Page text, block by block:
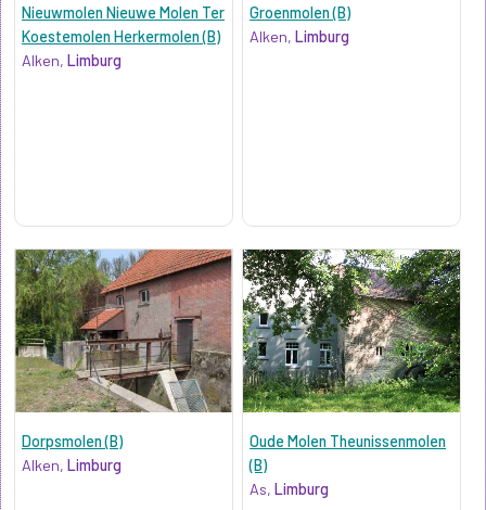
Nieuwmolen Nieuwe Molen Ter
Koestemolen Herkermolen (B)
Alken, Limburg
Groenmolen (B)
Alken,Limburg
Dorpsmolen (B)
Alken, Limburg
Oude Molen Theunissenmolen
(B)
As,Limburg